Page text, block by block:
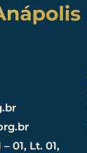
01, Lt. 01,